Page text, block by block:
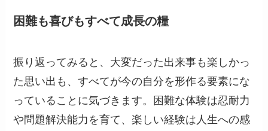
困難も喜びもすべて成長の糧
振り返ってみると、大変だった出来事も楽しかっ
た思い出も、すべてが今の自分を形作る要素にな
っていることに気づきます。困難な体験は忍耐力
や問題解決能力を育て、楽しい経験は人生への感